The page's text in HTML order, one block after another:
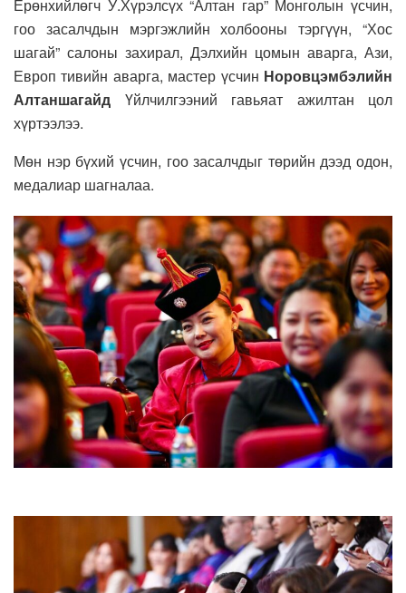
Ерөнхийлөгч У.Хүрэлсүх “Алтан гар” Монголын үсчин,
гоо засалчдын мэргэжлийн холбооны тэргүүн, “Хос
шагай” салоны захирал, Дэлхийн цомын аварга, Ази,
Европ тивийн аварга, мастер үсчин Норовцэмбэлийн
Алтаншагайд Үйлчилгээний гавьяат ажилтан цол
хүртээлээ.
Мөн нэр бүхий үсчин, гоо засалчдыг төрийн дээд одон,
медалиар шагналаа.